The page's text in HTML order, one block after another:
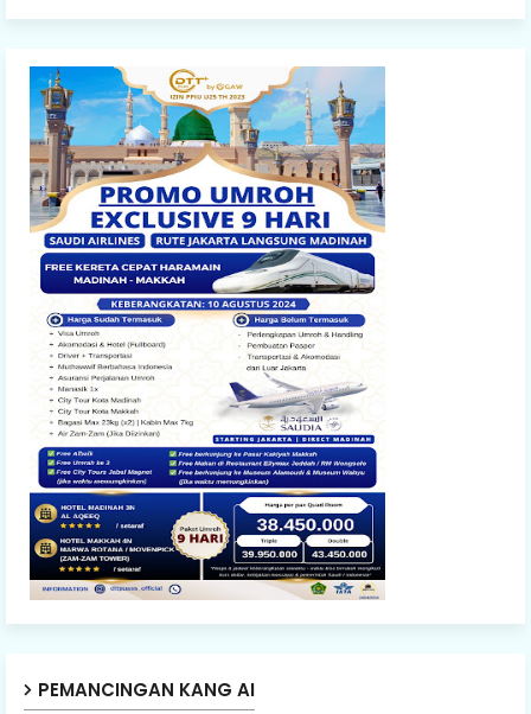
PEMANCINGAN KANG AI